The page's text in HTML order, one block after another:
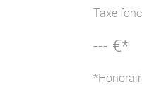
Taxe
--- €*